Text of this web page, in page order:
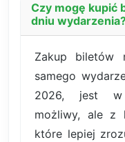
Czy mogę kupić
dniu
Zakup
samego
2026, jest w
możliwy, ale z
które lepiej